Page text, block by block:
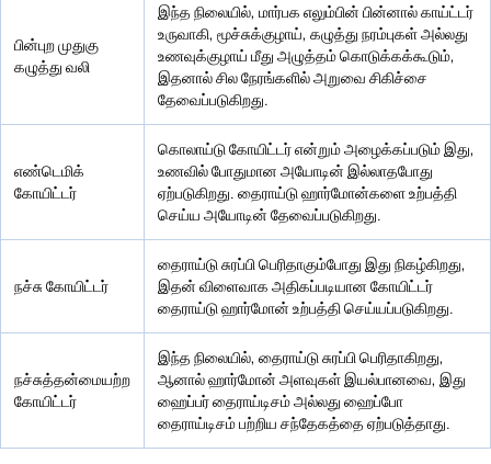
பின்புற முதுகு
கழுத்து வலி
இந்த நிலையில், மார்பக எலும்பின் பின்னால் காய்ட்டர்
உருவாகி, மூச்சுக்குழாய், கழுத்து நரம்புகள் அல்லது
உணவுக்குழாய் மீது அழுத்தம் கொடுக்கக்கூடும்,
இதனால் சில நேரங்களில் அறுவை சிகிச்சை
தேவைப்படுகிறது.
எண்டெமிக்
கோயிட்டர்
கொலாய்டு கோயிட்டர் என்றும் அழைக்கப்படும் இது,
உணவில் போதுமான அயோடின் இல்லாதபோது
ஏற்படுகிறது. தைராய்டு ஹார்மோன்களை உற்பத்தி
செய்ய அயோடின் தேவைப்படுகிறது.
நச்சு கோயிட்டர்
தைராய்டு சுரப்பி பெரிதாகும்போது இது நிகழ்கிறது,
இதன் விளைவாக அதிகப்படியான கோயிட்டர்
தைராய்டு ஹார்மோன் உற்பத்தி செய்யப்படுகிறது.
நச்சுத்தன்மையற்ற
கோயிட்டர்
இந்த நிலையில், தைராய்டு சுரப்பி பெரிதாகிறது,
ஆனால் ஹார்மோன் அளவுகள் இயல்பானவை, இது
ஹைப்பர் தைராய்டிசம் அல்லது ஹைப்போ
தைராய்டிசம் பற்றிய சந்தேகத்தை ஏற்படுத்தாது.